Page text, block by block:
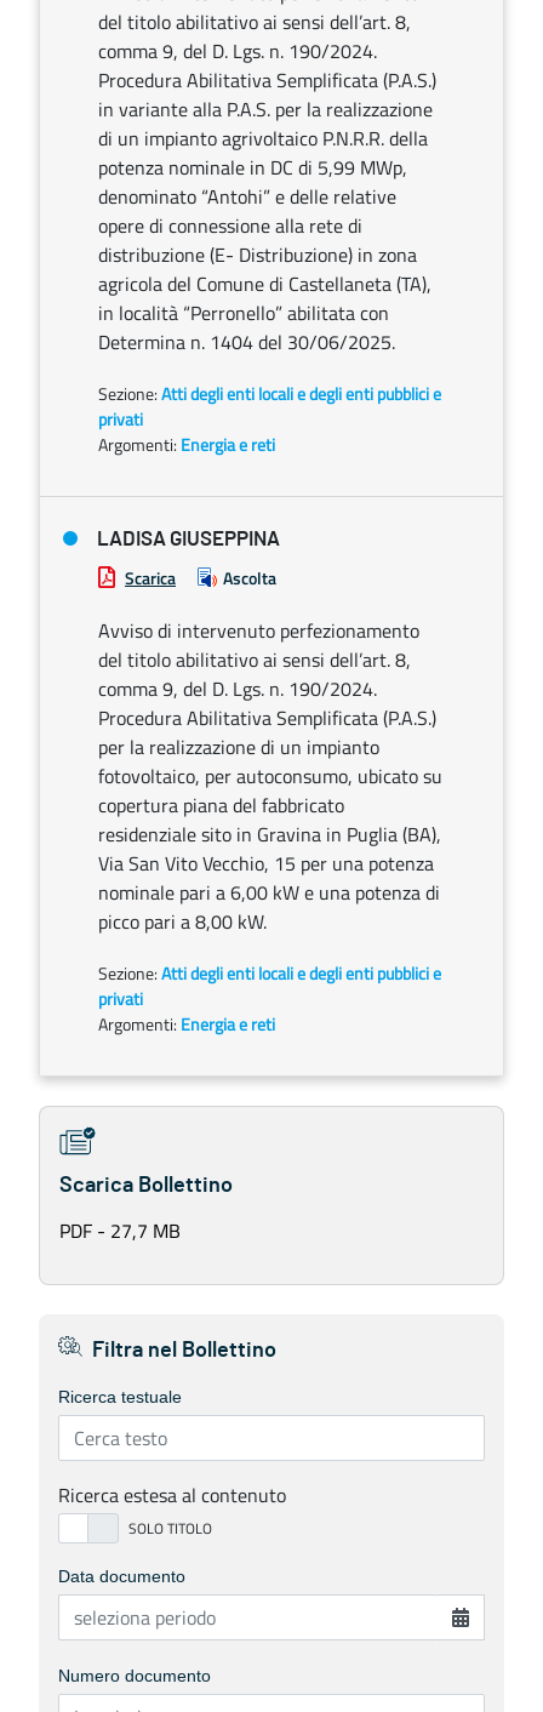
del titolo abilitativo ai sensi dell’art. 8,
comma 9, del D. Lgs. n. 190/2024.
Procedura Abilitativa Semplificata (P.A.S.)
in variante alla P.A.S. per la realizzazione
di un impianto agrivoltaico P.N.R.R. della
potenza nominale in DC di 5,99 MWp,
denominato “Antohi” e delle relative
opere di connessione alla rete di
distribuzione (E- Distribuzione) in zona
agricola del Comune di Castellaneta (TA),
in località “Perronello” abilitata con
Determina n. 1404 del 30/06/2025.
Sezione:Atti degli enti locali e degli enti pubblici e
privati
Argomenti: Energia e reti
LADISA GIUSEPPINA
Scarica Ascolta
Avviso di intervenuto perfezionamento
del titolo abilitativo ai sensi dell’art. 8,
comma 9, del D. Lgs. n. 190/2024.
Procedura Abilitativa Semplificata (P.A.S.)
per la realizzazione di un impianto
fotovoltaico, per autoconsumo, ubicato su
copertura piana del fabbricato
residenziale sito in Gravina in Puglia (BA),
Via San Vito Vecchio, 15 per una potenza
nominale pari a 6,00 kW e una potenza di
picco pari a 8,00 kW.
Sezione:Atti degli enti locali e degli enti pubblici e
privati
Argomenti: Energia e reti
Scarica Bollettino
PDF - 27,7 MB
Filtra nel Bollettino
Ricerca testuale
Ricerca estesa al contenuto
Data documento
Numero documento